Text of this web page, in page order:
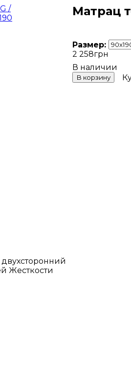
Матрац
Размер:
2 258грн
В корзину
двухсторонний
Жесткости